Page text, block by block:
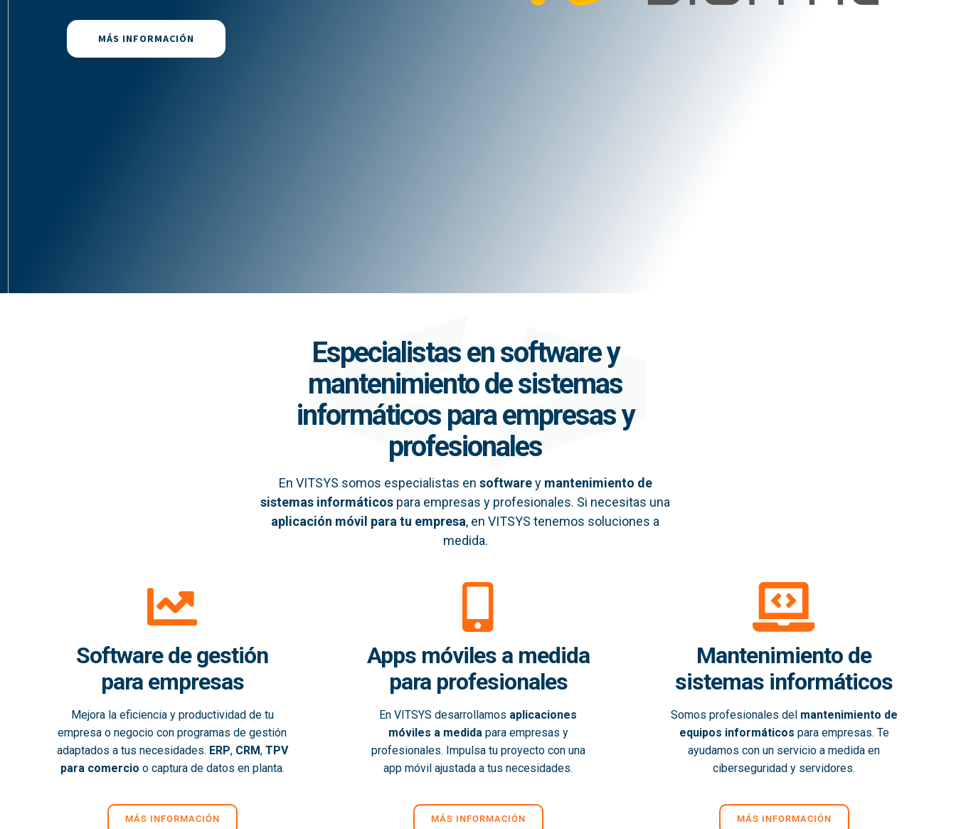
MÁS INFORMACIÓN
Especialistas en software y
mantenimiento de sistemas
informáticos para empresas y
profesionales
En VITSYS somos especialistas en softwarey mantenimiento de
sistemas informáticos para empresas y profesionales. Si necesitas una
aplicación móvil para tu empresa, en VITSYS tenemos soluciones a
medida.
Software de gestión
para empresas
Mejora la eficiencia y productividad de tu
empresa o negocio con programas de gestión
adaptados a tus necesidades. ERP, CRM, TPV
para comercio o captura de datos en planta.
MÁS INFORMACIÓN
Apps móviles a medida
para profesionales
En VITSYS desarrollamos aplicaciones
móviles a medidapara empresas y
profesionales. Impulsa tu proyecto con una
app móvil ajustada a tus necesidades.
MÁS INFORMACIÓN
Mantenimiento de
sistemas informáticos
Somos profesionales del mantenimiento de
equipos informáticos para empresas. Te
ayudamos con un servicio a medida en
ciberseguridad y servidores.
MÁS INFORMACIÓN